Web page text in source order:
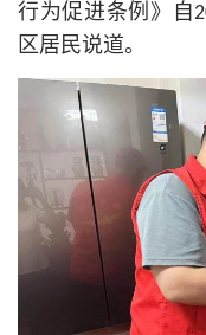
行为促进条例》自
区居民说道。